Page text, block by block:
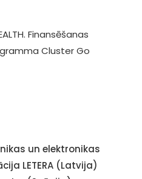
Finansēšanas
Cluster Go
un elektronikas
LETERA (Latvija)